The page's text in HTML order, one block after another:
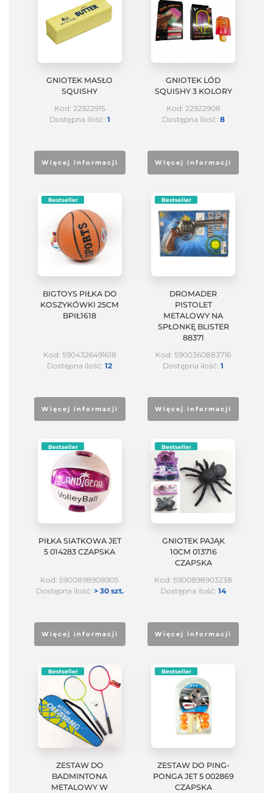
GNIOTEK MASŁO
SQUISHY
Kod: 22922915
Dostępna ilość: 1
Więcej informacji
GNIOTEK LÓD
SQUISHY 3 KOLORY
Kod: 22922908
Dostępna ilość: 8
Więcej informacji
Bestseller
BIGTOYS PIŁKA DO
KOSZYKÓWKI 25CM
BPIŁ1618
Kod: 5904326491618
Dostępna ilość:12
Więcej informacji
Bestseller
DROMADER
PISTOLET
METALOWY NA
SPŁONKĘ BLISTER
88371
Kod: 5900360883716
Dostępna ilość:1
Więcej informacji
Bestseller
PIŁKA SIATKOWA JET
5 014283 CZAPSKA
Kod: 5900898908905
Dostępna ilość: > 30 szt.
Więcej informacji
Bestseller
GNIOTEK PAJĄK
10CM 013716
CZAPSKA
Kod: 5900898903238
Dostępna ilość:14
Więcej informacji
Bestseller
ZESTAW DO
BADMINTONA
METALOWY W
Bestseller
ZESTAW DO PING-
PONGA JET 5 002869
CZAPSKA